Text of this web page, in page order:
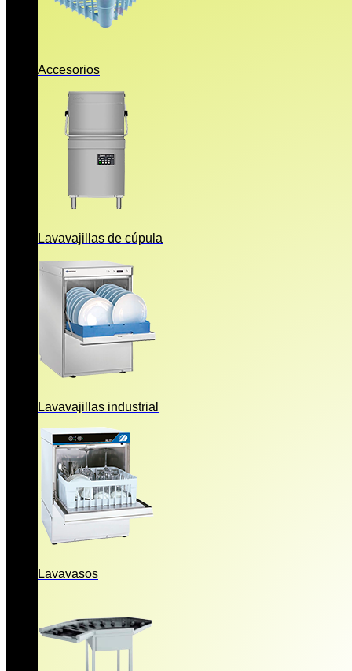
Accesorios
Lavavajillas de cúpula
Lavavajillas industrial
Lavavasos